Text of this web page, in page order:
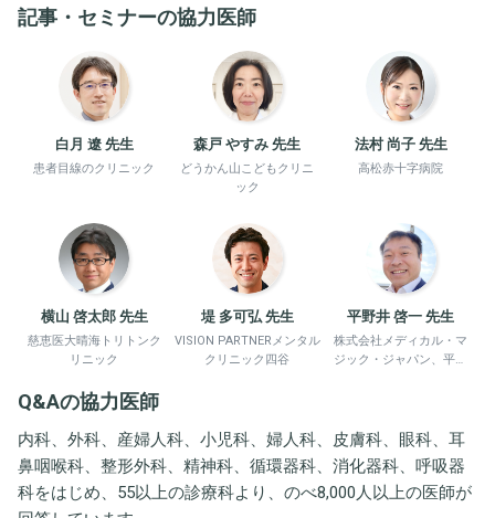
記事・セミナーの協力医師
白月 遼 先生
患者目線のクリニック
森戸 やすみ 先生
どうかん山こどもクリニ
ック
法村 尚子 先生
高松赤十字病院
横山 啓太郎 先生
慈恵医大晴海トリトンク
リニック
堤 多可弘 先生
VISION PARTNERメンタル
クリニック四谷
平野井 啓一 先生
株式会社メディカル・マ
ジック・ジャパン、平野
Q&Aの協力医師
内科、外科、産婦人科、小児科、婦人科、皮膚科、眼科、耳
鼻咽喉科、整形外科、精神科、循環器科、消化器科、呼吸器
科をはじめ、55以上の診療科より、のべ8,000人以上の医師が